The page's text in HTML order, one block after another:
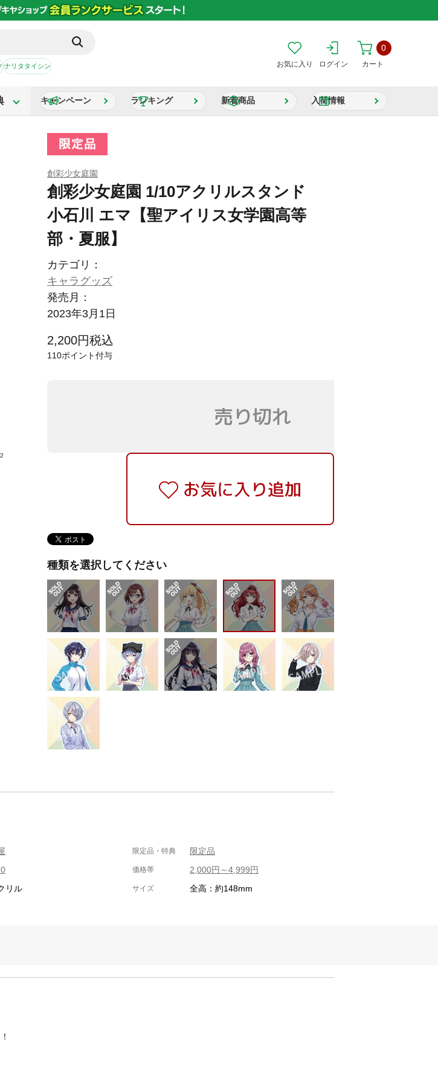
ナリタタイシン お気に入り ログイン カート
0
キャンペーン ランキング 新着商品 入荷情報
2
創彩少女庭園
創彩少女庭園 1/10アクリルスタンド
小石川 エマ【聖アイリス女学園高等
部・夏服】
カテゴリ：
キャラグッズ
発売月：
2023年3月1日
2,200円税込
110ポイント付与
種類を選択してください
限定品・特典 限定品
価格帯 2,000円～4,999円
リル サイズ 全高：約148mm